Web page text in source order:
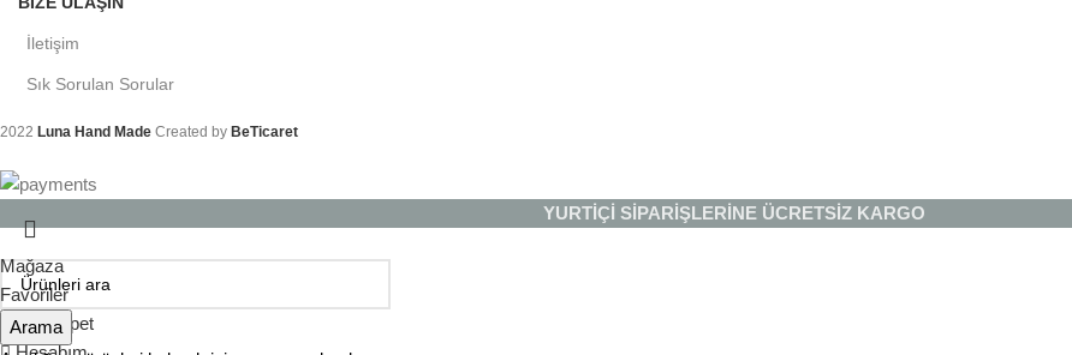
İletişim
Sık Sorulan Sorular
2022 Luna Hand Made Created by BeTicaret
Arama
YURTİÇİ SİPARİŞLERİNE ÜCRETSİZ KARGO
Mağaza
Favoriler
0öğe Sepet